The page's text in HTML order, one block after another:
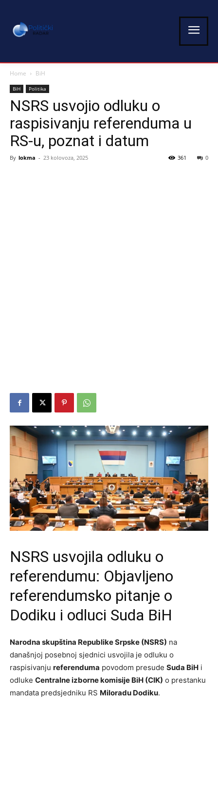
Home BiH
BiH Politika
NSRS usvojio odluku o
raspisivanju referenduma u
RS-u, poznat i datum
By lokma - 23 kolovoza, 2025 0
361
NSRS usvojila odluku o
referendumu: Objavljeno
referendumsko pitanje o
Dodiku i odluci Suda BiH
Narodna skupština Republike Srpske (NSRS) na
današnjoj posebnoj sjednici usvojila je odluku o
raspisivanju referenduma povodom presude Suda BiH i
odluke Centralne izborne komisije BiH (CIK) o prestanku
mandata predsjedniku RS Miloradu Dodiku.